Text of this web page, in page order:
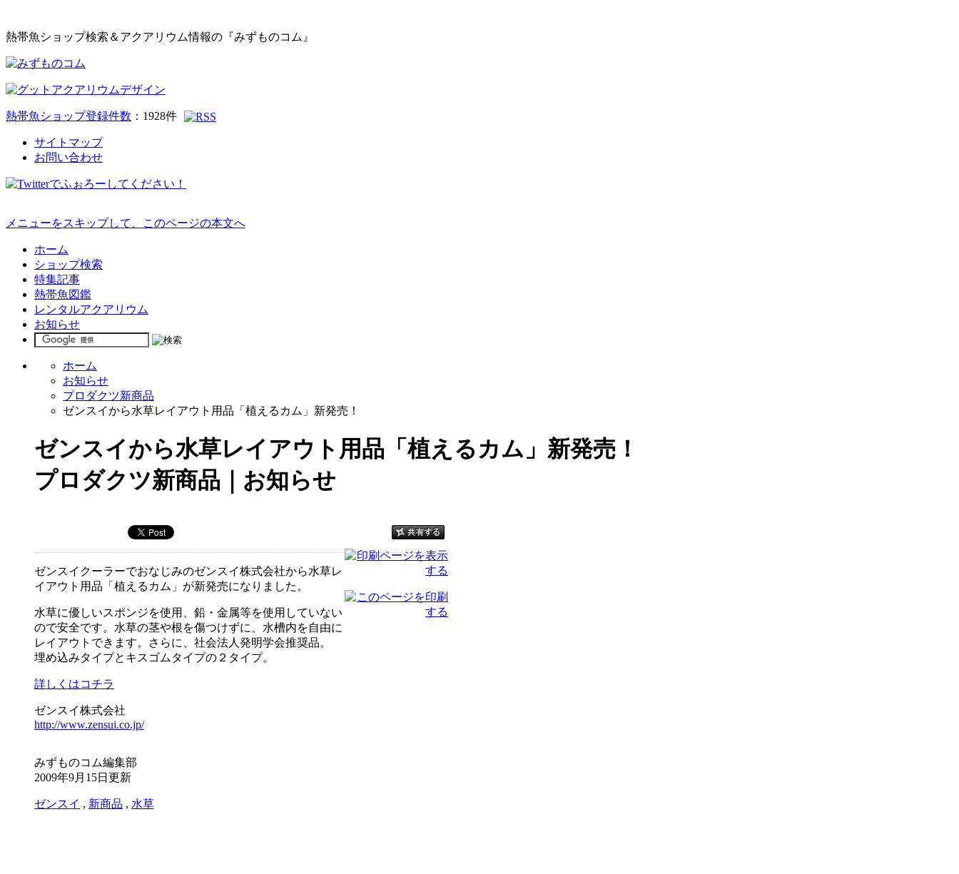
熱帯魚ショップ検索＆アクアリウム情報の『みずものコム』
熱帯魚ショップ登録件数 ： 1928件
サイトマップ
お問い合わせ
メニューをスキップして、このページの本文へ
ホーム
ショップ検索
特集記事
熱帯魚図鑑
レンタルアクアリウム
お知らせ
ホーム
お知らせ
プロダクツ新商品
ゼンスイから水草レイアウト用品「植えるカム」新発売！
ゼンスイから水草レイアウト用品「植えるカム」新発売！
プロダクツ新商品｜お知らせ
ゼンスイクーラーでおなじみのゼンスイ株式会社から水草レ
イアウト用品「植えるカム」が新発売になりました。
水草に優しいスポンジを使用、鉛・金属等を使用していない
ので安全です。水草の茎や根を傷つけずに、水槽内を自由に
レイアウトできます。さらに、社会法人発明学会推奨品。
埋め込みタイプとキスゴムタイプの２タイプ。
詳しくはコチラ
ゼンスイ株式会社
http://www.zensui.co.jp/
みずものコム編集部
2009年9月15日更新
ゼンスイ , 新商品 , 水草